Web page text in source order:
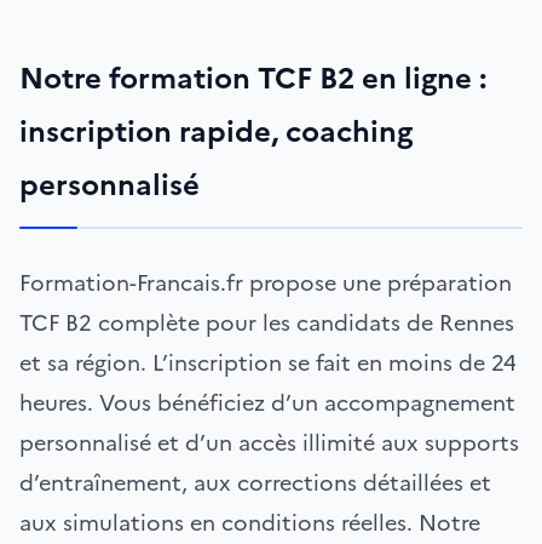
Notre formation TCF B2 en ligne :
inscription rapide, coaching
personnalisé
Formation-Francais.fr propose une préparation
TCF B2 complète pour les candidats de Rennes
et sa région. L’inscription se fait en moins de 24
heures. Vous bénéficiez d’un accompagnement
personnalisé et d’un accès illimité aux supports
d’entraînement, aux corrections détaillées et
aux simulations en conditions réelles. Notre